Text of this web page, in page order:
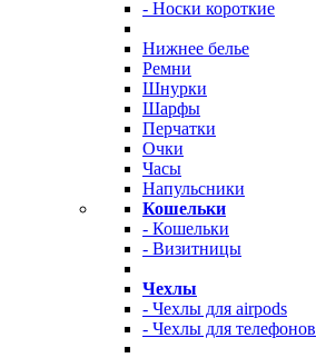
- Носки короткие
Нижнее белье
Ремни
Шнурки
Шарфы
Перчатки
Очки
Часы
Напульсники
Кошельки
- Кошельки
- Визитницы
Чехлы
- Чехлы для airpods
- Чехлы для телефонов